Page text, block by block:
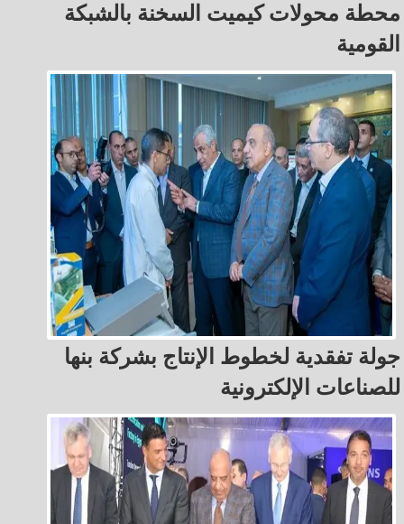
محطة محولات كيميت السخنة بالشبكة
القومية
جولة تفقدية لخطوط الإنتاج بشركة بنها
للصناعات الإلكترونية